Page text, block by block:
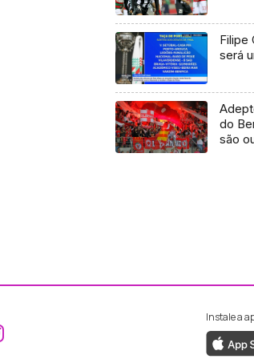
Filipe
será
do
são
ao Facebook da RTP
Aceder ao Instagram da
Instale a